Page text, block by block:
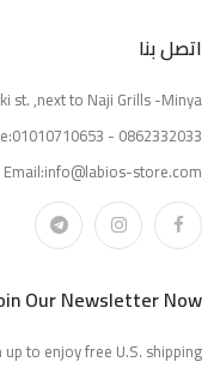
اتصل بنا
st. ,next to Naji Grills -Minya
- 0862332033
Email:info@labios-store.com
Our Newsletter Now
to enjoy free U.S. shipping